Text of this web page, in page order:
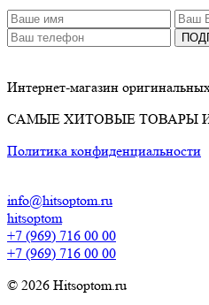
Интернет-магазин
САМЫЕ ХИТОВЫЕ ТОВАРЫ
Политика конфиденциальности
info@hitsoptom.ru
hitsoptom
+7 (969) 716 00 00
+7 (969) 716 00 00
© 2026 Hitsoptom.ru